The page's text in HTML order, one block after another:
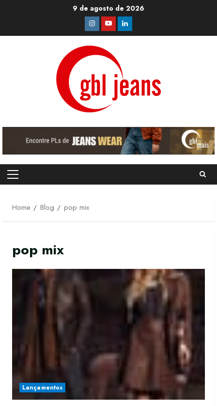
9 de agosto de 2026
Instagram
YoutubeLinkedin
Primary
Home
Blog pop mix
pop mix
Lançamentos